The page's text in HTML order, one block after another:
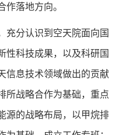
作落地方向。
充分认识到空天院面向国
性科技成果，以及科研国
信息技术领域做出的贡献
所战略合作为基础，重点
源的战略布局，以甲烷排